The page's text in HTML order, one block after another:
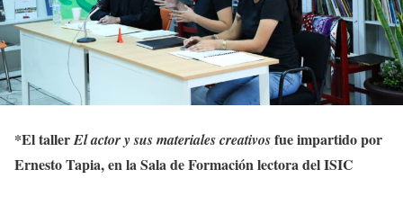
*El tallerEl actor y sus materiales creativosfue impartido por
Ernesto Tapia, en la Sala de Formación lectora del ISIC